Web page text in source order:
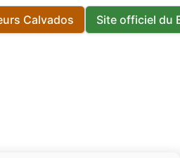
Calvados Site officiel du